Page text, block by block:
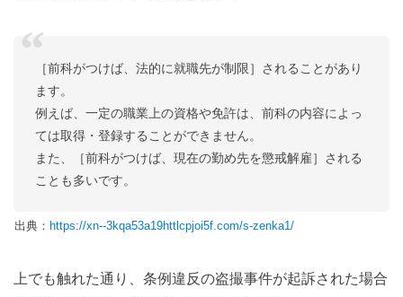
［前科がつけば、法的に就職先が制限］されることがあり
ます。
例えば、一定の職業上の資格や免許は、前科の内容によっ
ては取得・登録することができません。
また、［前科がつけば、現在の勤め先を懲戒解雇］される
ことも多いです。
出典： https://xn--3kqa53a19httlcpjoi5f.com/s-zenka1/
上でも触れた通り、条例違反の盗撮事件が起訴された場合